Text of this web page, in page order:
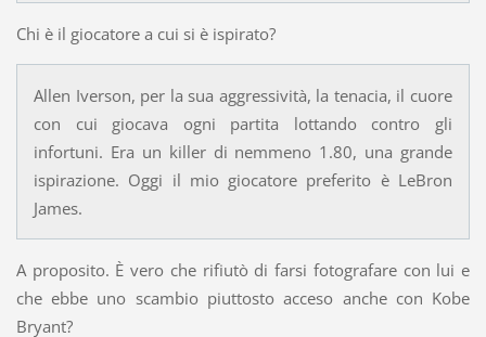
Chi è il giocatore a cui si è ispirato?
Allen Iverson, per la sua aggressività, la tenacia, il cuore
con cui giocava ogni partita lottando contro gli
infortuni. Era un killer di nemmeno 1.80, una grande
ispirazione. Oggi il mio giocatore preferito è LeBron
James.
A proposito. È vero che rifiutò di farsi fotografare con lui e
che ebbe uno scambio piuttosto acceso anche con Kobe
Bryant?